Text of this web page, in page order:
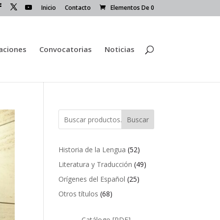
Inicio Contacto Elementos De 0
Convocatorias Noticias
Buscar
Historia de la Lengua 5252
productos
Literatura y Traducción 4949
Orígenes del Español 2525
Otros títulos 6868